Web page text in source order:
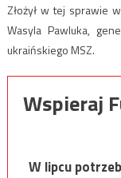
Złożył w tej sprawie
Wasyla Pawluka,
ukraińskiego MSZ.
Wspieraj
W lipcu